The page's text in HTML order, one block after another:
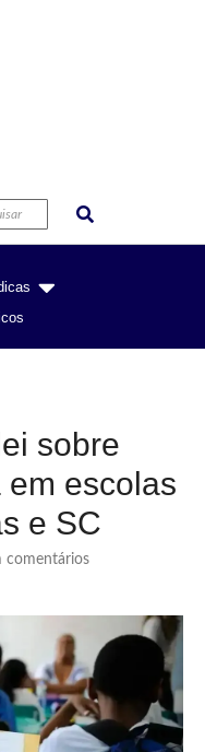
sobre
escolas
e SC
comentários